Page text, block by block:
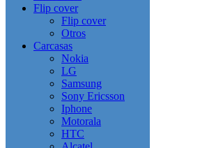
Flip cover
Flip cover
Otros
Carcasas
Nokia
LG
Samsung
Sony Ericsson
Iphone
Motorala
HTC